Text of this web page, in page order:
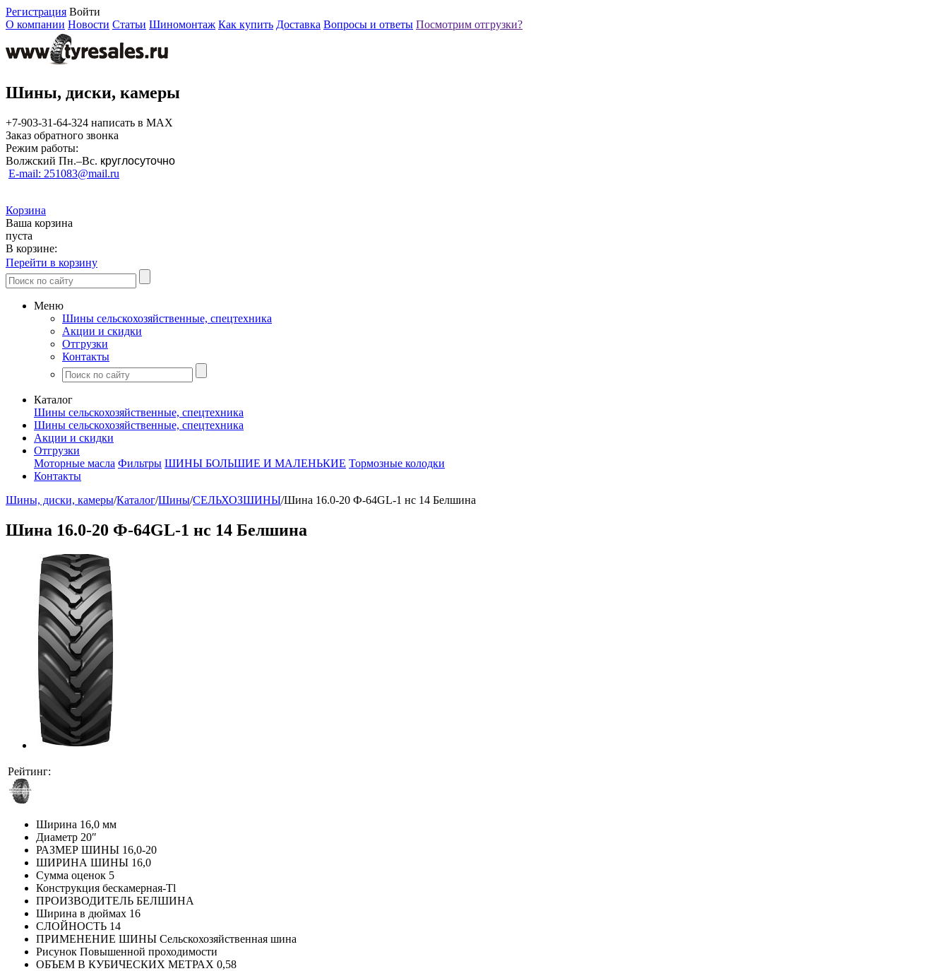
Регистрация Войти
О компании Новости Статьи Шиномонтаж Как купить Доставка Вопросы и ответы Посмотрим отгрузки?
Шины, диски, камеры
+7-903-31-64-324 написать в MAX
Заказ обратного звонка
Режим работы:
Волжский Пн.–Вс. круглосуточно
E-mail: 251083@mail.ru
Корзина
Ваша корзина
пуста
В корзине:
Перейти в корзину
Меню
Шины сельскохозяйственные, спецтехника
Акции и скидки
Отгрузки
Контакты
Каталог
Шины сельскохозяйственные, спецтехника
Шины сельскохозяйственные, спецтехника
Акции и скидки
Отгрузки
Моторные масла Фильтры ШИНЫ БОЛЬШИЕ И МАЛЕНЬКИЕ Тормозные колодки
Контакты
Шины, диски, камеры/Каталог/Шины/СЕЛЬХОЗШИНЫ/Шина 16.0-20 Ф-64GL-1 нс 14 Белшина
Шина 16.0-20 Ф-64GL-1 нс 14 Белшина
Рейтинг:
Ширина 16,0 мм
Диаметр 20″
РАЗМЕР ШИНЫ 16,0-20
ШИРИНА ШИНЫ 16,0
Сумма оценок 5
Конструкция бескамерная-Tl
ПРОИЗВОДИТЕЛЬ БЕЛШИНА
Ширина в дюймах 16
СЛОЙНОСТЬ 14
ПРИМЕНЕНИЕ ШИНЫ Сельскохозяйственная шина
Рисунок Повышенной проходимости
ОБЪЕМ В КУБИЧЕСКИХ МЕТРАХ 0,58